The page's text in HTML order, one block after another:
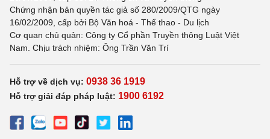
Chứng nhận bản quyền tác giả số 280/2009/QTG ngày
16/02/2009, cấp bởi Bộ Văn hoá - Thể thao - Du lịch
Cơ quan chủ quản: Công ty Cổ phần Truyền thông Luật Việt
Nam. Chịu trách nhiệm: Ông Trần Văn Trí
Hỗ trợ về dịch vụ: 0938 36 1919
Hỗ trợ giải đáp pháp luật: 1900 6192